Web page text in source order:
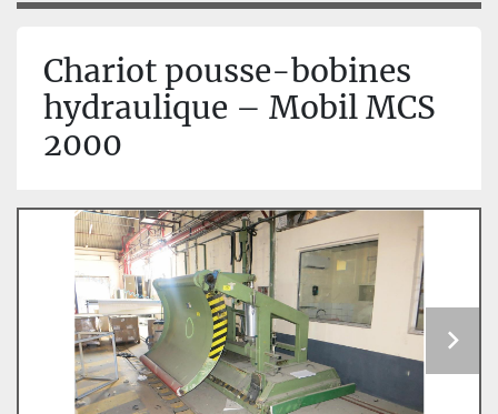
Chariot pousse-bobines
hydraulique – Mobil MCS
2000